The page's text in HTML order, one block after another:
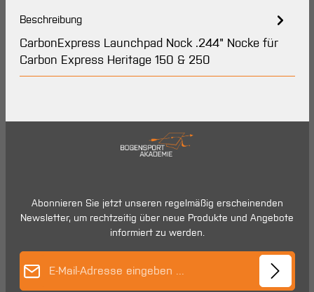
Beschreibung
CarbonExpress Launchpad Nock .244" Nocke für
Carbon Express Heritage 150 & 250
Abonnieren Sie jetzt unseren regelmäßig erscheinenden
Newsletter, um rechtzeitig über neue Produkte und Angebote
informiert zu werden.